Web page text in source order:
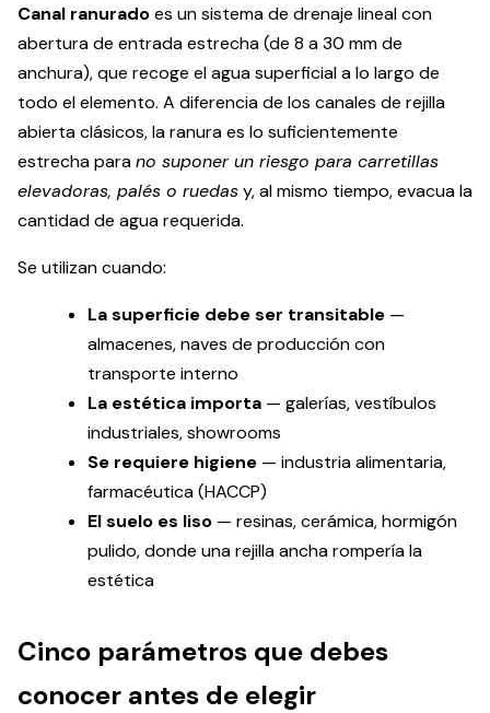
Canal ranuradoes un sistema de drenaje lineal con
abertura de entrada estrecha (de 8 a 30 mm de
anchura), que recoge el agua superficial a lo largo de
todo el elemento. A diferencia de los canales de rejilla
abierta clásicos, la ranura es lo suficientemente
estrecha parano suponer un riesgo para carretillas
elevadoras, palés o ruedasy, al mismo tiempo, evacua la
cantidad de agua requerida.
Se utilizan cuando:
La superficie debe ser transitable —
almacenes, naves de producción con
transporte interno
La estética importa — galerías, vestíbulos
industriales, showrooms
Se requiere higiene — industria alimentaria,
farmacéutica (HACCP)
El suelo es liso — resinas, cerámica, hormigón
pulido, donde una rejilla ancha rompería la
estética
Cinco parámetros que debes
conocer antes de elegir